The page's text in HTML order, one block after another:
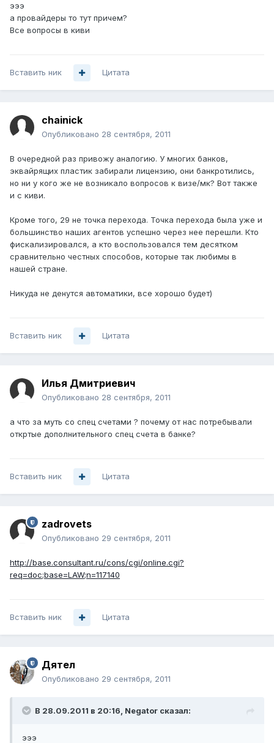
эээ
а провайдеры то тут причем?
Все вопросы в киви
Вставить ник Цитата
chainick
Опубликовано 28 сентября, 2011
В очередной раз привожу аналогию. У многих банков,
эквайрящих пластик забирали лицензию, они банкротились,
но ни у кого же не возникало вопросов к визе/мк? Вот также
и с киви.
Кроме того, 29 не точка перехода. Точка перехода была уже и
большинство наших агентов успешно через нее перешли. Кто
фискализировался, а кто воспользовался тем десятком
сравнительно честных способов, которые так любимы в
нашей стране.
Никуда не денутся автоматики, все хорошо будет)
Вставить ник Цитата
Илья Дмитриевич
Опубликовано 28 сентября, 2011
а что за муть со спец счетами ? почему от нас потребывали
откртые дополнительного спец счета в банке?
Вставить ник Цитата
zadrovets
Опубликовано 29 сентября, 2011
http://base.consultant.ru/cons/cgi/online.cgi?
req=doc;base=LAW;n=117140
Вставить ник Цитата
Дятел
Опубликовано 29 сентября, 2011
В 28.09.2011 в 20:16, Negator сказал:
эээ